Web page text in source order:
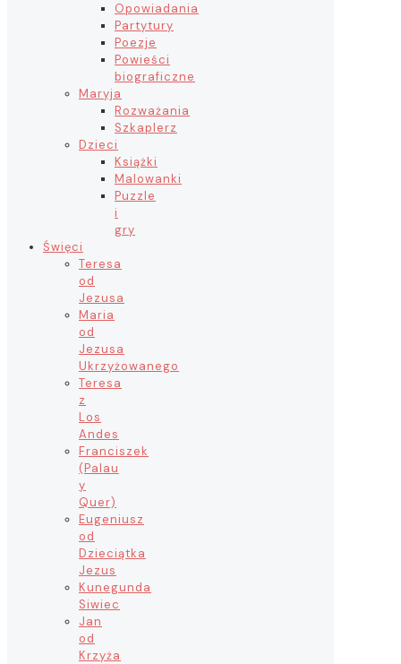
Opowiadania
Partytury
Poezje
Powieści
biograficzne
Maryja
Rozważania
Szkaplerz
Dzieci
Książki
Malowanki
Puzzle
i
gry
Święci
Teresa
od
Jezusa
Maria
od
Jezusa
Ukrzyżowanego
Teresa
z
Los
Andes
Franciszek
(Palau
y
Quer)
Eugeniusz
od
Dzieciątka
Jezus
Kunegunda
Siwiec
Jan
od
Krzyża